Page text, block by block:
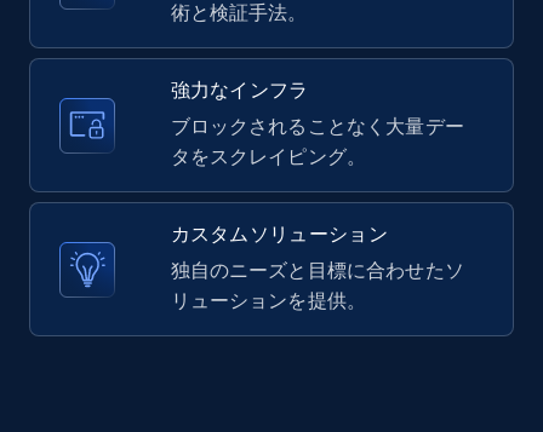
ID, User posted, Name, Description, Date
10.3K+ 1.2K+
X (formerly Twitter) - Posts - Collecting
Twitter posts URLs
ID, User posted, Name, Description, Date
術と検証手法。
強力なインフラ
ブロックされることなく大量デー
タをスクレイピング。
カスタムソリューション
独自のニーズと目標に合わせたソ
リューションを提供。